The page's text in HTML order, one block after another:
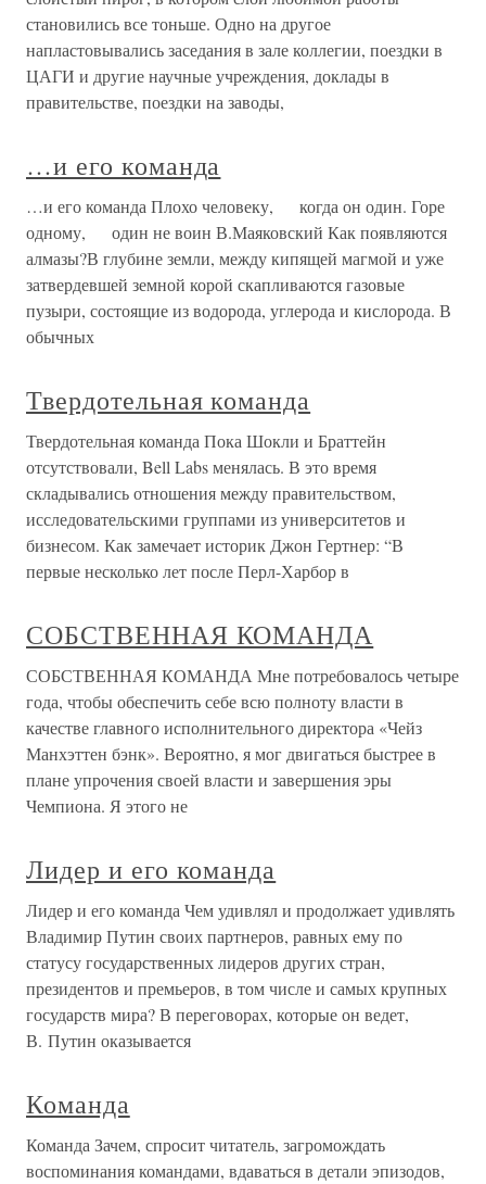
становились все тоньше. Одно на другое
напластовывались заседания в зале коллегии, поездки в
ЦАГИ и другие научные учреждения, доклады в
правительстве, поездки на заводы,
…и его команда
…и его команда Плохо человеку, когда он один. Горе
одному, один не воин В.Маяковский Как появляются
алмазы?В глубине земли, между кипящей магмой и уже
затвердевшей земной корой скапливаются газовые
пузыри, состоящие из водорода, углерода и кислорода. В
обычных
Твердотельная команда
Твердотельная команда Пока Шокли и Браттейн
отсутствовали, Bell Labs менялась. В это время
складывались отношения между правительством,
исследовательскими группами из университетов и
бизнесом. Как замечает историк Джон Гертнер: “В
первые несколько лет после Перл-Харбор в
СОБСТВЕННАЯ КОМАНДА
СОБСТВЕННАЯ КОМАНДА Мне потребовалось четыре
года, чтобы обеспечить себе всю полноту власти в
качестве главного исполнительного директора «Чейз
Манхэттен бэнк». Вероятно, я мог двигаться быстрее в
плане упрочения своей власти и завершения эры
Чемпиона. Я этого не
Лидер и его команда
Лидер и его команда Чем удивлял и продолжает удивлять
Владимир Путин своих партнеров, равных ему по
статусу государственных лидеров других стран,
президентов и премьеров, в том числе и самых крупных
государств мира? В переговорах, которые он ведет,
В. Путин оказывается
Команда
Команда Зачем, спросит читатель, загромождать
воспоминания командами, вдаваться в детали эпизодов,